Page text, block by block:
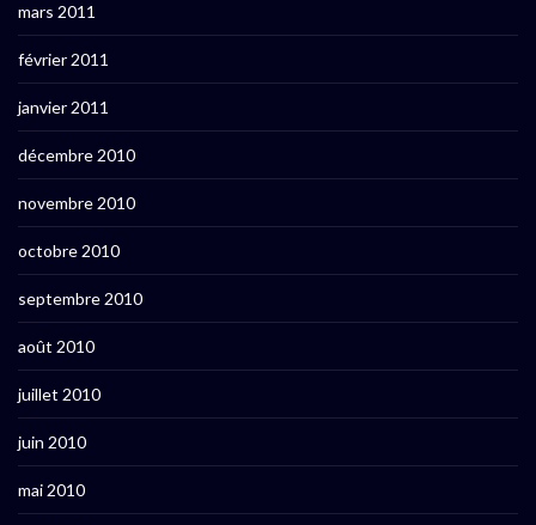
mars 2011
février 2011
janvier 2011
décembre 2010
novembre 2010
octobre 2010
septembre 2010
août 2010
juillet 2010
juin 2010
mai 2010